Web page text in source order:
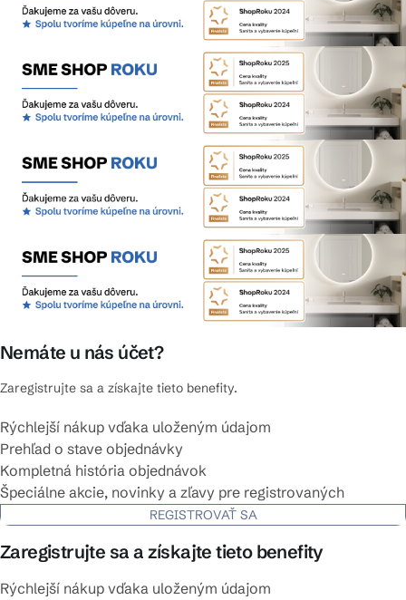
Nemáte u nás účet?
Zaregistrujte sa a získajte tieto benefity.
Rýchlejší nákup vďaka uloženým údajom
Prehľad o stave objednávky
Kompletná história objednávok
Špeciálne akcie, novinky a zľavy pre registrovaných
REGISTROVAŤ SA
Zaregistrujte sa a získajte tieto benefity
Rýchlejší nákup vďaka uloženým údajom